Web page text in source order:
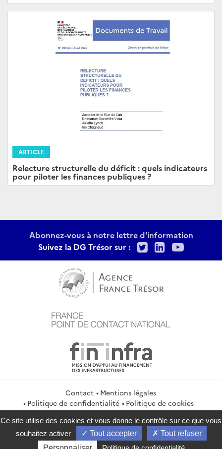
ARTICLE
Relecture structurelle du déficit : quels indicateurs
pour piloter les finances publiques ?
Abonnez-vous à notre lettre d'information
Suivez la DG Trésor sur :
TwitterLinkedIn
Contact
Mentions légales
Politique de confidentialité
Politique de cookies
Gestion des cookies
Flux RSS
service-public.gouv.fr
legifrance.gouv.fr
info.gouv.fr
data.gouv.fr
Ce site utilise des cookies et vous donne le contrôle sur ce que vous
souhaitez activer
Tout accepter
Tout refuser